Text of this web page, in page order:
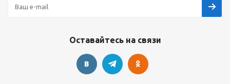
Оставайтесь на связи